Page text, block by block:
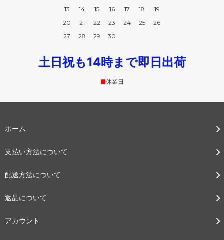
13
14 15 16 17 18
19
20
21 22 23 24 25
26
27
28 29 30
土日祝も14時まで即日出荷
■休業日
ホーム
支払い方法について
配送方法について
返品について
アカウント